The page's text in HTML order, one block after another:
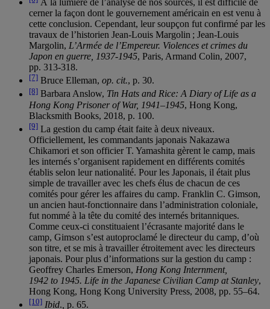
À la lumière de l’analyse de nos sources, il est difficile de
cerner la façon dont le gouvernement américain en est venu à
cette conclusion. Cependant, leur soupçon fut confirmé par les
travaux de l’historien Jean-Louis Margolin ; Jean-Louis
Margolin, L’Armée de l’Empereur. Violences et crimes du
Japon en guerre, 1937-1945, Paris, Armand Colin, 2007,
pp. 313-318.
[7] Bruce Elleman, op. cit., p. 30.
[8] Barbara Anslow, Tin Hats and Rice: A Diary of Life as a
Hong Kong Prisoner of War, 1941–1945, Hong Kong,
Blacksmith Books, 2018, p. 100.
[9] La gestion du camp était faite à deux niveaux.
Officiellement, les commandants japonais Nakazawa
Chikamori et son officier T. Yamashita gèrent le camp, mais
les internés s’organisent rapidement en différents comités
établis selon leur nationalité. Pour les Japonais, il était plus
simple de travailler avec les chefs élus de chacun de ces
comités pour gérer les affaires du camp. Franklin C. Gimson,
un ancien haut-fonctionnaire dans l’administration coloniale,
fut nommé à la tête du comité des internés britanniques.
Comme ceux-ci constituaient l’écrasante majorité dans le
camp, Gimson s’est autoproclamé le directeur du camp, d’où
son titre, et se mis à travailler étroitement avec les directeurs
japonais. Pour plus d’informations sur la gestion du camp :
Geoffrey Charles Emerson, Hong Kong Internment,
1942 to 1945. Life in the Japanese Civilian Camp at Stanley,
Hong Kong, Hong Kong University Press, 2008, pp. 55–64.
[10] Ibid. p. 65.